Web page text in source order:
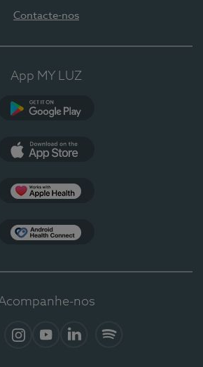
Contacte-nos
App MY LUZ
nos